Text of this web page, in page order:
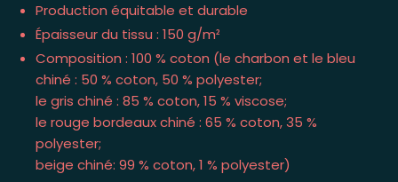
Production équitable et durable
Épaisseur du tissu : 150 g/m²
Composition : 100 % coton (le charbon et le bleu
chiné : 50 % coton, 50 % polyester;
le gris chiné : 85 % coton, 15 % viscose;
le rouge bordeaux chiné : 65 % coton, 35 %
polyester;
beige chiné: 99 % coton, 1 % polyester)